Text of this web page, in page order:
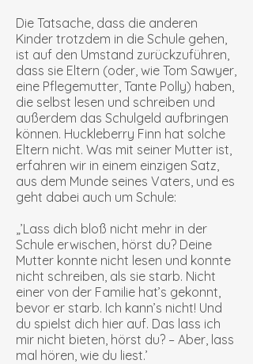
Die Tatsache, dass die anderen
Kinder trotzdem in die Schule gehen,
ist auf den Umstand zurückzuführen,
dass sie Eltern (oder, wie Tom Sawyer,
eine Pflegemutter, Tante Polly) haben,
die selbst lesen und schreiben und
außerdem das Schulgeld aufbringen
können. Huckleberry Finn hat solche
Eltern nicht. Was mit seiner Mutter ist,
erfahren wir in einem einzigen Satz,
aus dem Munde seines Vaters, und es
geht dabei auch um Schule:
„’Lass dich bloß nicht mehr in der
Schule erwischen, hörst du? Deine
Mutter konnte nicht lesen und konnte
nicht schreiben, als sie starb. Nicht
einer von der Familie hat’s gekonnt,
bevor er starb. Ich kann’s nicht! Und
du spielst dich hier auf. Das lass ich
mir nicht bieten, hörst du? – Aber, lass
mal hören, wie du liest.’